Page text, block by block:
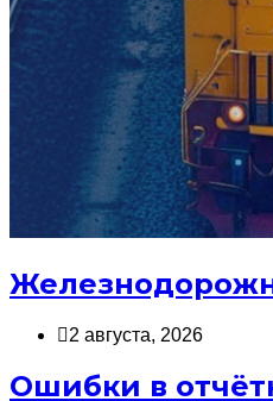
2 августа, 2026
Ошибки в